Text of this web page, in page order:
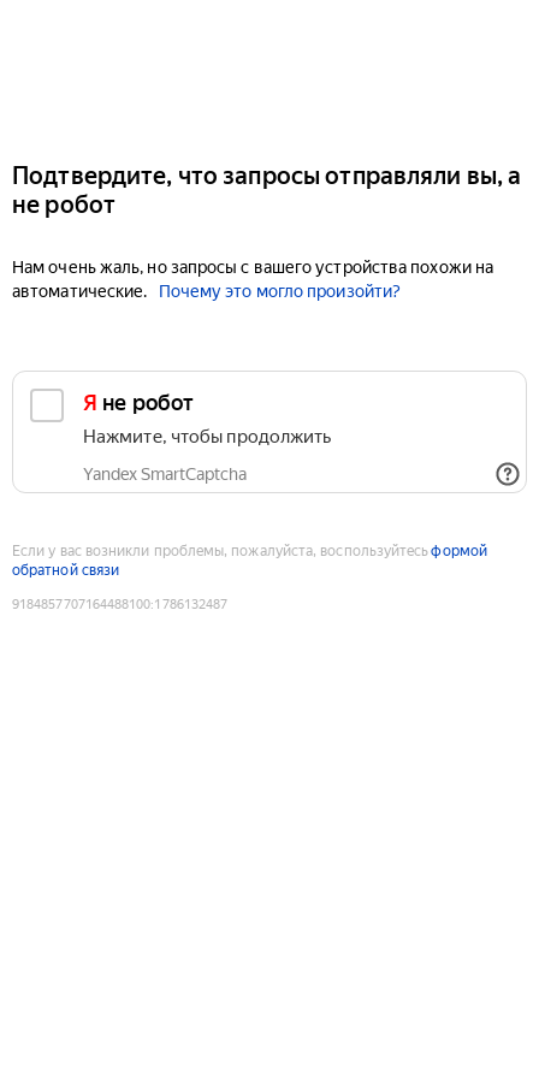
Подтвердите, что запросы отправляли вы, а
не робот
Нам очень жаль, но запросы с вашего устройства похожи на
автоматические.
Почему это могло произойти?
Я не робот
Нажмите, чтобы продолжить
Yandex SmartCaptcha
Если у вас возникли проблемы, пожалуйста, воспользуйтесьформой
обратной связи
9184857707164488100:1786132487